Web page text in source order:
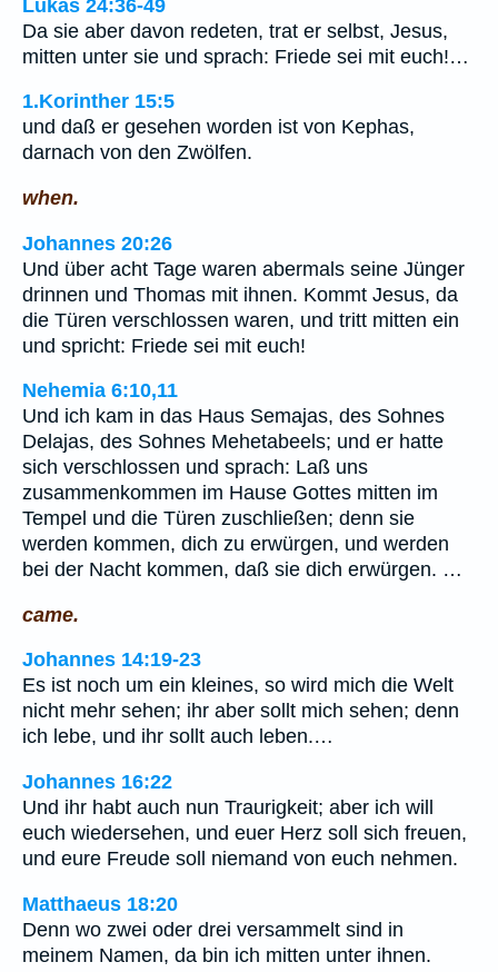
Lukas 24:36-49
Da sie aber davon redeten, trat er selbst, Jesus,
mitten unter sie und sprach: Friede sei mit euch!…
1.Korinther 15:5
und daß er gesehen worden ist von Kephas,
darnach von den Zwölfen.
when.
Johannes 20:26
Und über acht Tage waren abermals seine Jünger
drinnen und Thomas mit ihnen. Kommt Jesus, da
die Türen verschlossen waren, und tritt mitten ein
und spricht: Friede sei mit euch!
Nehemia 6:10,11
Und ich kam in das Haus Semajas, des Sohnes
Delajas, des Sohnes Mehetabeels; und er hatte
sich verschlossen und sprach: Laß uns
zusammenkommen im Hause Gottes mitten im
Tempel und die Türen zuschließen; denn sie
werden kommen, dich zu erwürgen, und werden
bei der Nacht kommen, daß sie dich erwürgen. …
came.
Johannes 14:19-23
Es ist noch um ein kleines, so wird mich die Welt
nicht mehr sehen; ihr aber sollt mich sehen; denn
ich lebe, und ihr sollt auch leben.…
Johannes 16:22
Und ihr habt auch nun Traurigkeit; aber ich will
euch wiedersehen, und euer Herz soll sich freuen,
und eure Freude soll niemand von euch nehmen.
Matthaeus 18:20
Denn wo zwei oder drei versammelt sind in
meinem Namen, da bin ich mitten unter ihnen.